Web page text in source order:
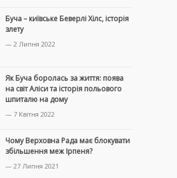
Буча – київське Беверлі Хілс, історія
злету
— 2 Липня 2022
Як Буча боролась за життя: поява
на світ Аліси та історія польового
шпиталю на дому
— 7 Квітня 2022
Чому Верховна Рада має блокувати
збільшення меж Ірпеня?
— 27 Липня 2021